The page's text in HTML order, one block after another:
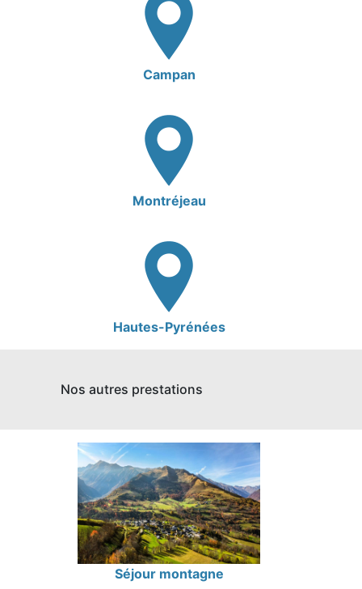
Campan
Montréjeau
Hautes-Pyrénées
Nos autres prestations
Séjour montagne